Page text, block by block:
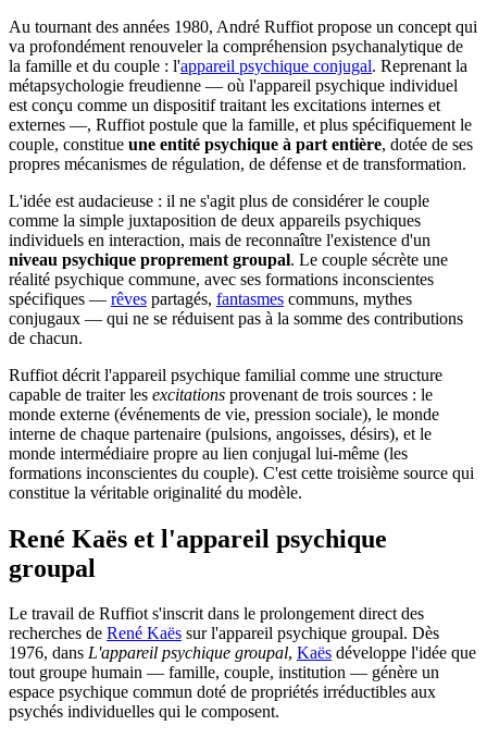
Au tournant des années 1980, André Ruffiot propose un concept qui
va profondément renouveler la compréhension psychanalytique de
la famille et du couple : l'appareil psychique conjugal. Reprenant la
métapsychologie freudienne — où l'appareil psychique individuel
est conçu comme un dispositif traitant les excitations internes et
externes —, Ruffiot postule que la famille, et plus spécifiquement le
couple, constitue une entité psychique à part entière, dotée de ses
propres mécanismes de régulation, de défense et de transformation.
L'idée est audacieuse : il ne s'agit plus de considérer le couple
comme la simple juxtaposition de deux appareils psychiques
individuels en interaction, mais de reconnaître l'existence d'un
niveau psychique proprement groupal. Le couple sécrète une
réalité psychique commune, avec ses formations inconscientes
spécifiques — rêves partagés, fantasmes communs, mythes
conjugaux — qui ne se réduisent pas à la somme des contributions
de chacun.
Ruffiot décrit l'appareil psychique familial comme une structure
capable de traiter les excitations provenant de trois sources : le
monde externe (événements de vie, pression sociale), le monde
interne de chaque partenaire (pulsions, angoisses, désirs), et le
monde intermédiaire propre au lien conjugal lui-même (les
formations inconscientes du couple). C'est cette troisième source qui
constitue la véritable originalité du modèle.
René Kaës et l'appareil psychique
groupal
Le travail de Ruffiot s'inscrit dans le prolongement direct des
recherches de René Kaës sur l'appareil psychique groupal. Dès
1976, dans L'appareil psychique groupal, Kaës développe l'idée que
tout groupe humain — famille, couple, institution — génère un
espace psychique commun doté de propriétés irréductibles aux
psychés individuelles qui le composent.